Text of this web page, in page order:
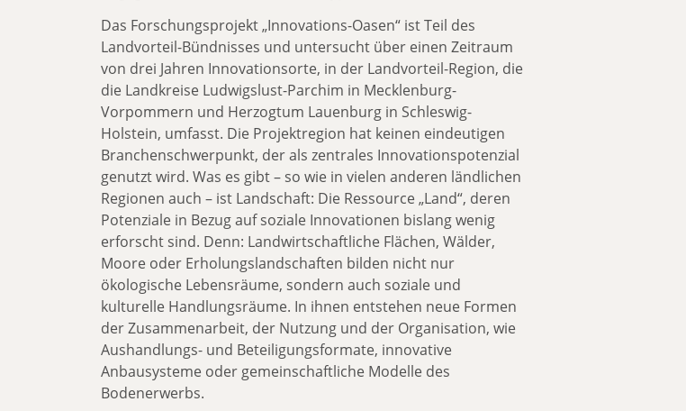
Das Forschungsprojekt „Innovations-Oasen“ ist Teil des
Landvorteil-Bündnisses und untersucht über einen Zeitraum
von drei Jahren Innovationsorte, in der Landvorteil-Region, die
die Landkreise Ludwigslust-Parchim in Mecklenburg-
Vorpommern und Herzogtum Lauenburg in Schleswig-
Holstein, umfasst. Die Projektregion hat keinen eindeutigen
Branchenschwerpunkt, der als zentrales Innovationspotenzial
genutzt wird. Was es gibt – so wie in vielen anderen ländlichen
Regionen auch – ist Landschaft: Die Ressource „Land“, deren
Potenziale in Bezug auf soziale Innovationen bislang wenig
erforscht sind. Denn: Landwirtschaftliche Flächen, Wälder,
Moore oder Erholungslandschaften bilden nicht nur
ökologische Lebensräume, sondern auch soziale und
kulturelle Handlungsräume. In ihnen entstehen neue Formen
der Zusammenarbeit, der Nutzung und der Organisation, wie
Aushandlungs- und Beteiligungsformate, innovative
Anbausysteme oder gemeinschaftliche Modelle des
Bodenerwerbs.